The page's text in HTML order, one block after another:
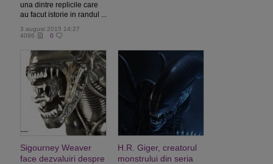
una dintre replicile care
au facut istorie in randul ...
3 august 2015 14:27
4096
0
Sigourney Weaver
face dezvaluiri despre
H.R. Giger, creatorul
monstrului din seria